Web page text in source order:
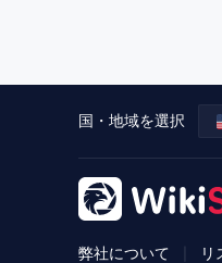
国・地域を選択
弊社について リ